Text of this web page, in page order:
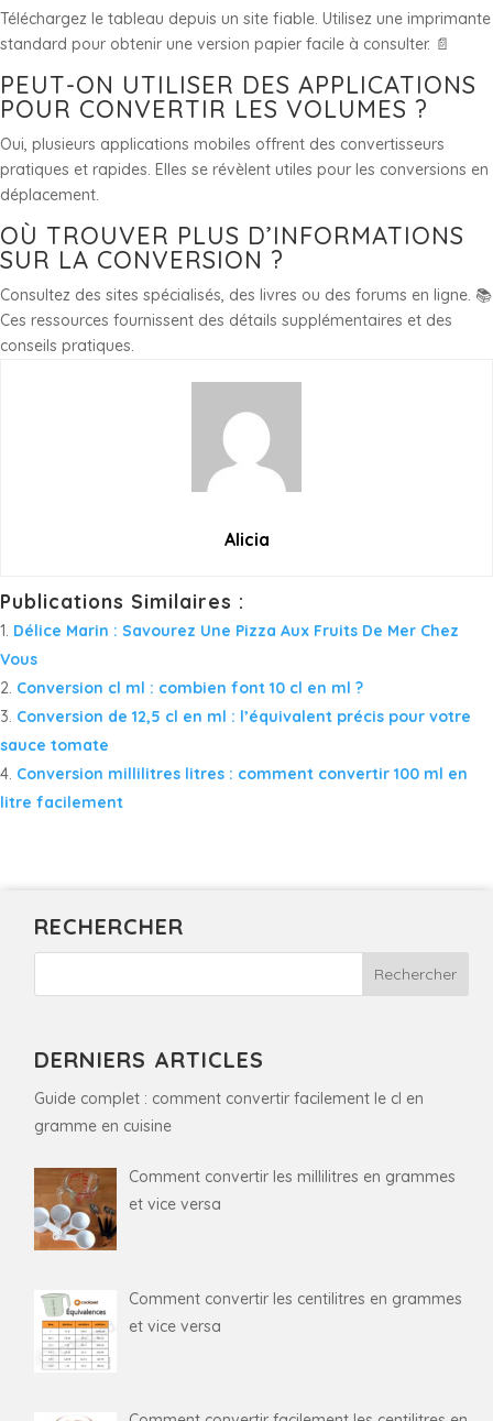
Téléchargez le tableau depuis un site fiable. Utilisez une imprimante
standard pour obtenir une version papier facile à consulter. 📄
PEUT-ON UTILISER DES APPLICATIONS
POUR CONVERTIR LES VOLUMES ?
Oui, plusieurs applications mobiles offrent des convertisseurs
pratiques et rapides. Elles se révèlent utiles pour les conversions en
déplacement.
OÙ TROUVER PLUS D’INFORMATIONS
SUR LA CONVERSION ?
Consultez des sites spécialisés, des livres ou des forums en ligne. 📚
Ces ressources fournissent des détails supplémentaires et des
conseils pratiques.
Alicia
Publications Similaires :
Délice Marin : Savourez Une Pizza Aux Fruits De Mer Chez
Vous
Conversion cl ml : combien font 10 cl en ml ?
Conversion de 12,5 cl en ml : l’équivalent précis pour votre
sauce tomate
Conversion millilitres litres : comment convertir 100 ml en
litre facilement
RECHERCHER
DERNIERS ARTICLES
Guide complet : comment convertir facilement le cl en
gramme en cuisine
Comment convertir les millilitres en grammes
et vice versa
Comment convertir les centilitres en grammes
et vice versa